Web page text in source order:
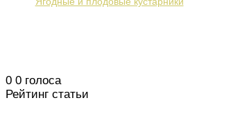
0 0 голоса
Рейтинг статьи